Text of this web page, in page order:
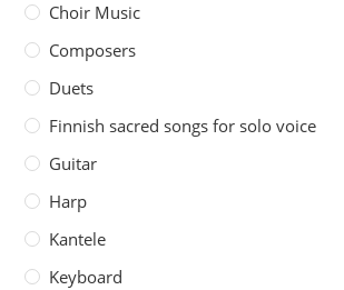
Choir Music
Composers
Duets
Finnish sacred songs for solo voice
Guitar
Harp
Kantele
Keyboard